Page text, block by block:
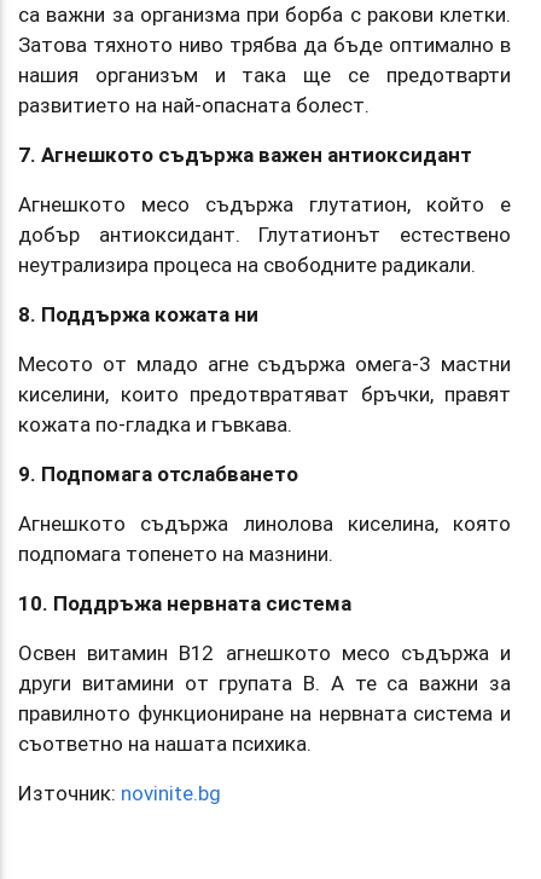
са важни за организма при борба с ракови клетки.
Затова тяхното ниво трябва да бъде оптимално в
нашия организъм и така ще се предотварти
развитието на най-опасната болест.
7. Агнешкото съдържа важен антиоксидант
Агнешкото месо съдържа глутатион, който е
добър антиоксидант. Глутатионът естествено
неутрализира процеса на свободните радикали.
8. Поддържа кожата ни
Месото от младо агне съдържа омега-3 мастни
киселини, които предотвратяват бръчки, правят
кожата по-гладка и гъвкава.
9. Подпомага отслабването
Агнешкото съдържа линолова киселина, която
подпомага топенето на мазнини.
10. Поддръжа нервната система
Освен витамин В12 агнешкото месо съдържа и
други витамини от групата В. А те са важни за
правилното функциониране на нервната система и
съответно на нашата психика.
Източник: novinite.bg